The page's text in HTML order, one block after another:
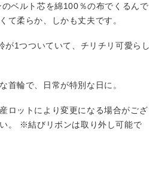
ベルト芯を綿100％の布でくるんで
て柔らか、しかも丈夫です。
が1つついていて、チリチリ可愛らし
首輪で、日常が特別な日に。
ロットにより変更になる場合がござ
。 ※結びリボンは取り外し可能で